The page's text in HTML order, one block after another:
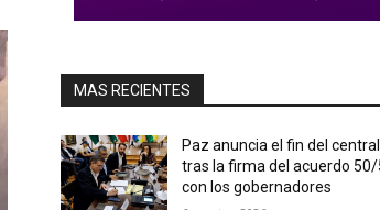
MAS RECIENTES
Paz anuncia el fin del
tras la firma del acuerdo 50/
con los gobernadores